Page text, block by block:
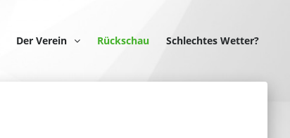
Der Verein Rückschau Schlechtes Wetter?